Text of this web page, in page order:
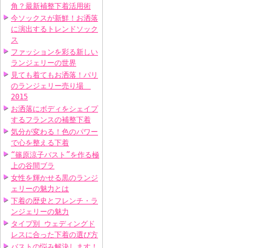
角？最新補整下着活用術
今ソックスが新鮮！お洒落
に演出するトレンドソック
ス
ファッションを彩る新しい
ランジェリーの世界
見ても着てもお洒落！パリ
のランジェリー売り場
2015
お洒落にボディをシェイプ
するフランスの補整下着
気分が変わる！色のパワー
で心を整える下着
“篠原涼子バスト”を作る極
上の谷間ブラ
女性を輝かせる黒のランジ
ェリーの魅力とは
下着の歴史とフレンチ・ラ
ンジェリーの魅力
タイプ別 ウェディングド
レスに合った下着の選び方